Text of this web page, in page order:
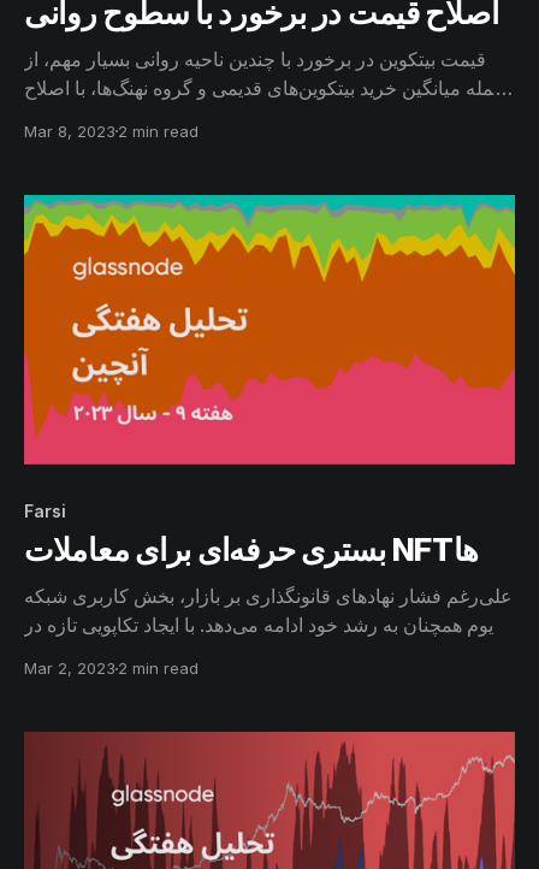
اصلاح قیمت در برخورد با سطوح روانی
قیمت بیتکوین در برخورد با چندین ناحیه روانی بسیار مهم، از
جمله میانگین خرید بیتکوین‌های قدیمی و گروه نهنگ‌ها، با اصلاح
جریان سرمایه بازار همراه بود؛ اما این جریانات نسبت به
Mar 8, 2023 2 min read
Farsi
بستری حرفه‌ای برای معاملات NFTها
علی‌رغم فشار نهادهای قانونگذاری بر بازار، بخش کاربری شبکه
اتریوم همچنان به رشد خود ادامه می‌دهد. با ایجاد تکاپویی تازه در
نقدینگی برای کسب هر چه بیشتر سهم معاملاتی بازار، با
Mar 2, 2023 2 min read